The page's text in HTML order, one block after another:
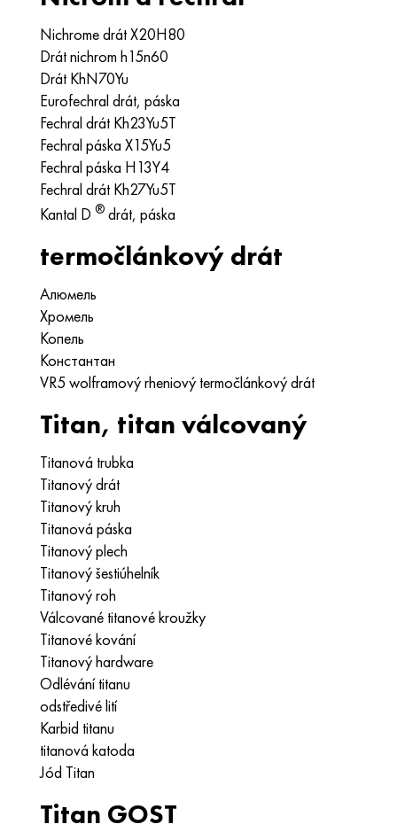
Nichrome drát Х20Н80
Drát nichrom h15n60
Drát KhN70Yu
Eurofechral drát, páska
Fechral drát Kh23Yu5T
Fechral páska X15Yu5
Fechral páska H13Y4
Fechral drát Kh27Yu5T
Kantal D ® drát, páska
termočlánkový drát
Алюмель
Хромель
Копель
Константан
VR5 wolframový rheniový termočlánkový drát
Titan, titan válcovaný
Titanová trubka
Titanový drát
Titanový kruh
Titanová páska
Titanový plech
Titanový šestiúhelník
Titanový roh
Válcované titanové kroužky
Titanové kování
Titanový hardware
Odlévání titanu
odstředivé lití
Karbid titanu
titanová katoda
Jód Titan
Titan GOST